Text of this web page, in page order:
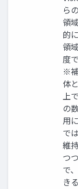
ら
領
的
領
度
※
体
上
の
用
で
維
つ
で
き